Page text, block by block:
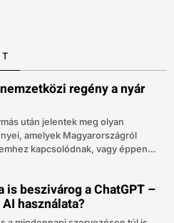
regény a nyár
után jelentek meg olyan
amelyek Magyarországról
kapcsolódnak, vagy éppen...
is beszivárog a ChatGPT –
használata?